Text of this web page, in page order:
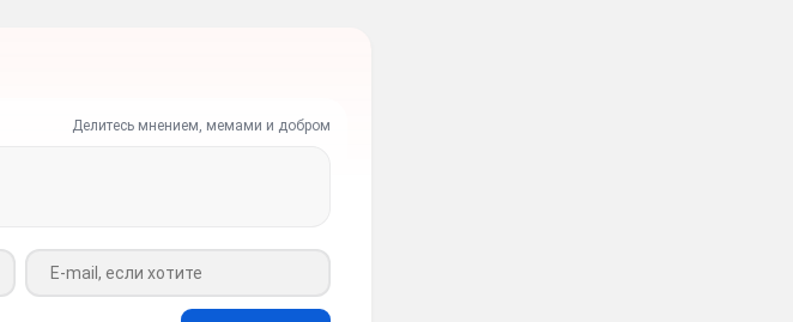
Делитесь мнением, мемами и добром
Ваш e-mail